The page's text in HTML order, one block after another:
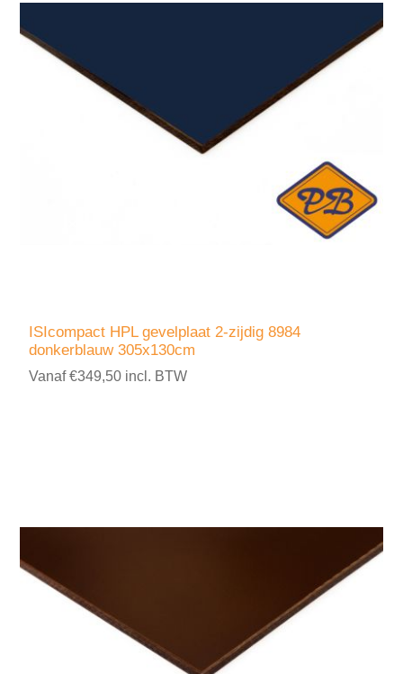
ISIcompact HPL gevelplaat 2-zijdig 8984
donkerblauw 305x130cm
Vanaf €349,50 incl. BTW